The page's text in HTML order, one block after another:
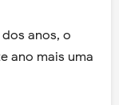
anos, o
ano mais uma